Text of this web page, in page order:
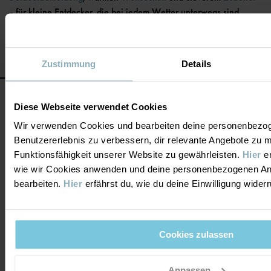
Zustimmung Details
Diese Webseite verwendet Cookies
Wir verwenden Cookies und bearbeiten deine
Benutzererlebnis zu verbessern, dir relevante Angebote zu
Funktionsfähigkeit unserer Website zu gewährleisten. Hier
wie wir Cookies anwenden und deine personenbezogenen
bearbeiten. Hier erfährst du, wie du deine Einwilligung
Cookies zulassen
– für kleine Entdecker, die bei jedem Wetter unterwegs sind.
Sei dabei und spare 15% bei deinem
ersten Einkauf!